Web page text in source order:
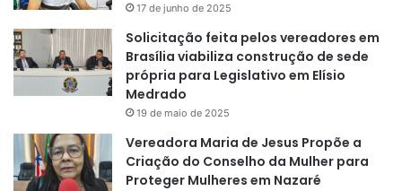
17 de junho de 2025
Solicitação feita pelos vereadores em
Brasília viabiliza construção de sede
própria para Legislativo em Elísio
Medrado
19 de maio de 2025
Vereadora Maria de Jesus Propõe a
Criação do Conselho da Mulher para
Proteger Mulheres em Nazaré